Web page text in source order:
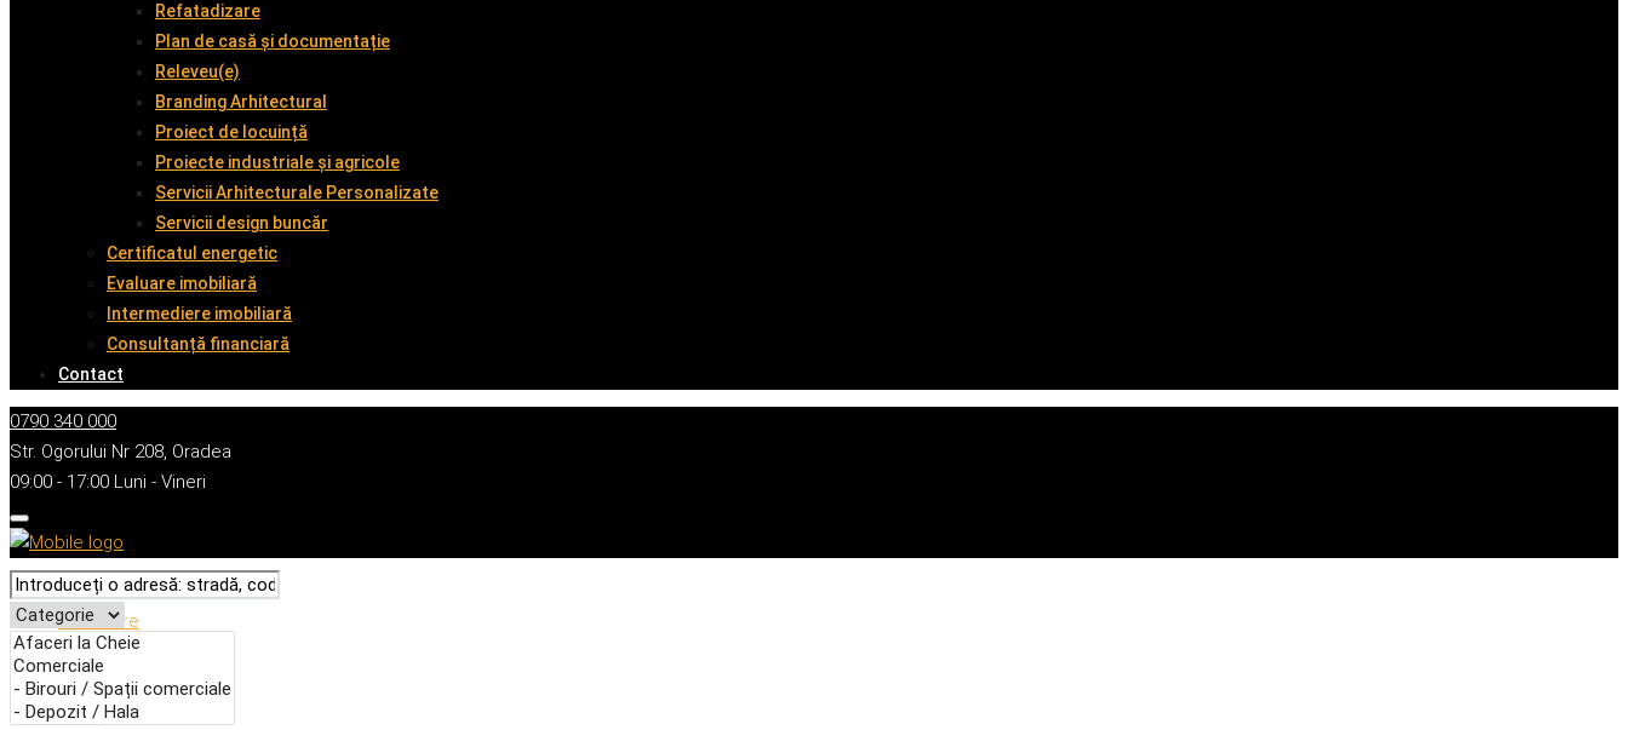
Refatadizare
Plan de casă și documentație
Releveu(e)
Branding Arhitectural
Proiect de locuință
Proiecte industriale și agricole
Servicii Arhitecturale Personalizate
Servicii design buncăr
Certificatul energetic
Evaluare imobiliară
Intermediere imobiliară
Consultanță financiară
Contact
0790 340 000
Str. Ogorului Nr 208, Oradea
09:00 - 17:00 Luni - Vineri
Descriere
Caracteristici
Adresă
Detalii